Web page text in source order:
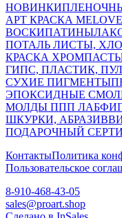
НОВИНКИ
АРТ КРАСКА MELOVE
ВОСКИПАТИНЫ
ПОТАЛЬ ЛИСТЫ,
КРАСКА ХРОМ
ГИПС, ПЛАСТИК,
СУХИЕ ПИГМЕНТЫ
ЭПОКСИДНЫЕ
МОЛДЫ ППП ЛАБ
ШКУРКИ, АБРАЗИВ
ПОДАРОЧНЫЙ
КонтактыПолитика
Пользовательское
8-910-468-43-05
sales@proart.shop